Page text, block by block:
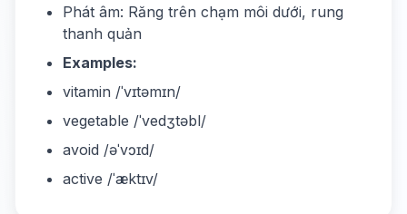
Phát âm: Răng trên chạm môi dưới, rung
thanh quản
Examples:
vitamin /ˈvɪtəmɪn/
vegetable /ˈvedʒtəbl/
avoid /əˈvɔɪd/
active /ˈæktɪv/